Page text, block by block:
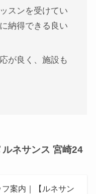
スンを受けてい
納得できる良い
が良く、施設も
ネサンス 宮崎24
案内｜【ルネサン